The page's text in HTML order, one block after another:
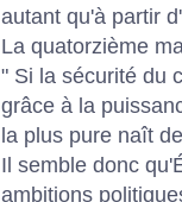
autant qu'à partir
La quatorzième
" Si la sécurité du
grâce à la
la plus pure naît
Il semble donc
ambitions